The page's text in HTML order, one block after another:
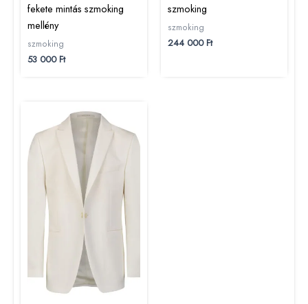
fekete mintás szmoking
mellény
szmoking
53 000Ft
szmoking
szmoking
244 000Ft